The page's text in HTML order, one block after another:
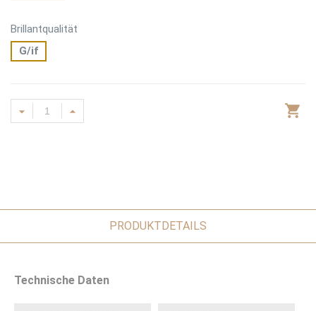
Brillantqualität
G/if
PRODUKTDETAILS
Technische Daten